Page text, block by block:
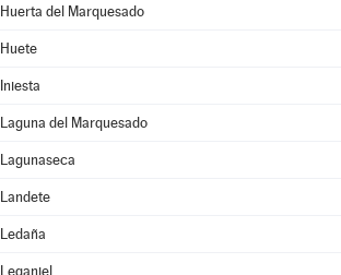
Huerta del Marquesado
Huete
Iniesta
Laguna del Marquesado
Lagunaseca
Landete
Ledaña
Leganiel